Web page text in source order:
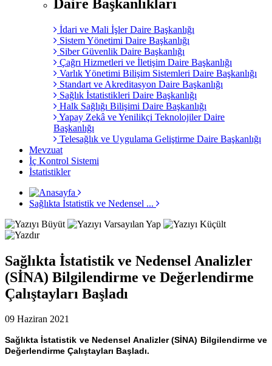
Daire Başkanlıkları
İdari ve Mali İşler Daire Başkanlığı
Sistem Yönetimi Daire Başkanlığı
Siber Güvenlik Daire Başkanlığı
Çağrı Hizmetleri ve İletişim Daire Başkanlığı
Varlık Yönetimi Bilişim Sistemleri Daire Başkanlığı
Standart ve Akreditasyon Daire Başkanlığı
Sağlık İstatistikleri Daire Başkanlığı
Halk Sağlığı Bilişimi Daire Başkanlığı
Yapay Zekâ ve Yenilikçi Teknolojiler Daire
Başkanlığı
Telesağlık ve Uygulama Geliştirme Daire Başkanlığı
Mevzuat
İç Kontrol Sistemi
İstatistikler
Sağlıkta İstatistik ve Nedensel ...
Sağlıkta İstatistik ve Nedensel Analizler
(SİNA) Bilgilendirme ve Değerlendirme
Çalıştayları Başladı
09 Haziran 2021
Sağlıkta İstatistik ve Nedensel Analizler (SİNA) Bilgilendirme ve
Değerlendirme Çalıştayları Başladı.